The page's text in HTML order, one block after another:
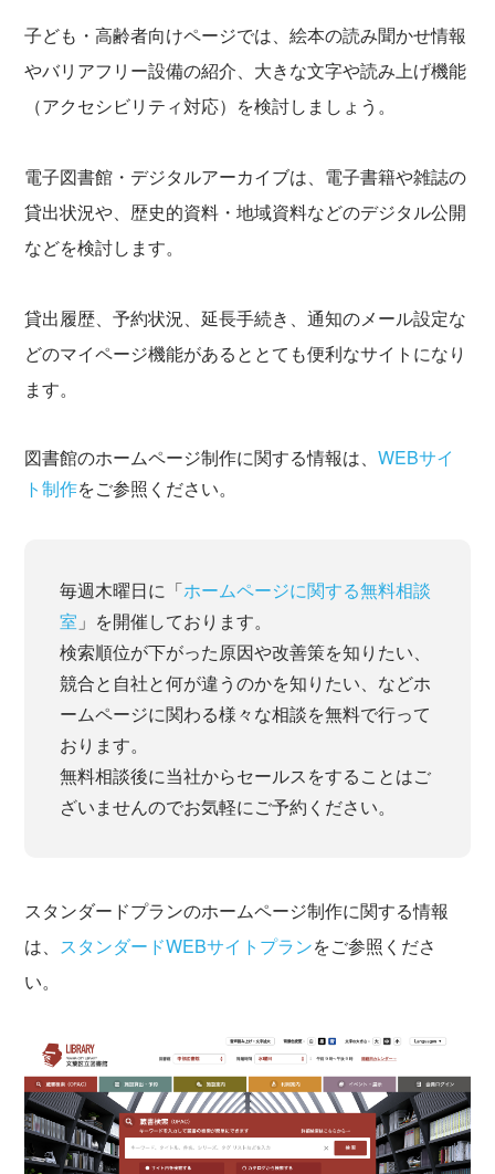
子ども・高齢者向けページでは、絵本の読み聞かせ情報
やバリアフリー設備の紹介、大きな文字や読み上げ機能
（アクセシビリティ対応）を検討しましょう。
電子図書館・デジタルアーカイブは、電子書籍や雑誌の
貸出状況や、歴史的資料・地域資料などのデジタル公開
などを検討します。
貸出履歴、予約状況、延長手続き、通知のメール設定な
どのマイページ機能があるととても便利なサイトになり
ます。
図書館のホームページ制作に関する情報は、WEBサイ
ト制作をご参照ください。
毎週木曜日に「ホームページに関する無料相談
室 」を開催しております。
検索順位が下がった原因や改善策を知りたい、
競合と自社と何が違うのかを知りたい、などホ
ームページに関わる様々な相談を無料で行って
おります。
無料相談後に当社からセールスをすることはご
ざいませんのでお気軽にご予約ください。
スタンダードプランのホームページ制作に関する情報
は、 スタンダードWEBサイトプランをご参照くださ
い。